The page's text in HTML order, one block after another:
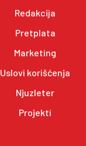
Redakcija
Pretplata
Marketing
Uslovi korišćenja
Njuzleter
Projekti